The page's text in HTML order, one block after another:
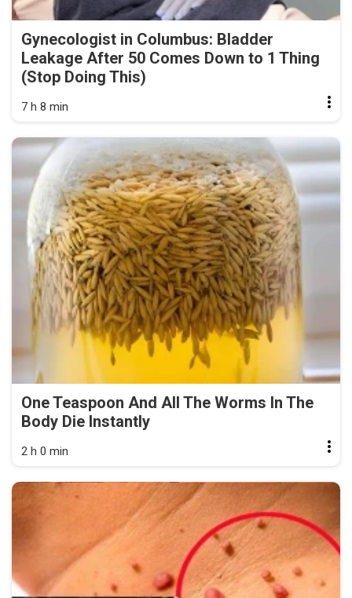
Gynecologist in Columbus: Bladder
Leakage After 50 Comes Down to 1 Thing
(Stop Doing This)
7 h 8 min
One Teaspoon And All The Worms In The
Body Die Instantly
2 h 0 min